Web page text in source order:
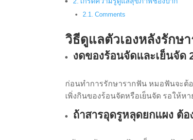
Comments
วิธีดูแลตัวเองหลังรักษ
งดของร้อนจัดและเย็นจัด
ก่อนทำการรักษารากฟัน หมอฟันจะต้
เพิ่งกินของร้อนจัดหรือเย็นจัด รอให้ห
ถ้าสารอุดรูหลุดยกแผง ต้